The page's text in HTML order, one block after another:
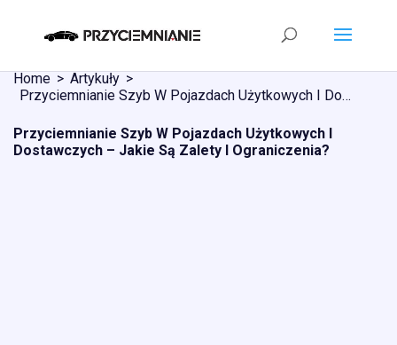
Home
Artykuły
Przyciemnianie Szyb W Pojazdach Użytkowych I Dostawczych – Jakie Są Zalety I Ograniczenia?
Przyciemnianie Szyb W Pojazdach Użytkowych I
Dostawczych – Jakie Są Zalety I Ograniczenia?